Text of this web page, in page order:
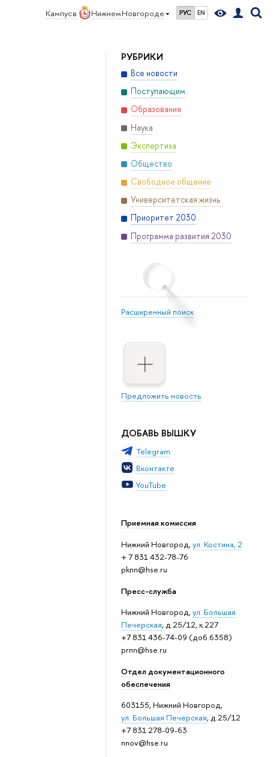
Кампус в Нижнем Новгороде РУС EN
РУБРИКИ
Все новости
Поступающим
Образование
Наука
Экспертиза
Общество
Свободное общение
Университетская жизнь
Приоритет 2030
Программа развития 2030
Расширенный поиск
Предложить новость
ДОБАВЬ ВЫШКУ
Telegram
Вконтакте
YouTube
Приемная комиссия
Нижний Новгород,ул. Костина, 2
+ 7 831 432-78-76
pknn@hse.ru
Пресс-служба
Нижний Новгород,ул. Большая
Печерская, д.25/12, к.227
+7 831 436-74-09 (доб.6358)
prnn@hse.ru
Отдел документационного
обеспечения
603155, Нижний Новгород,
ул. Большая Печерская, д.25/12
+7 831 278-09-63
nnov@hse.ru